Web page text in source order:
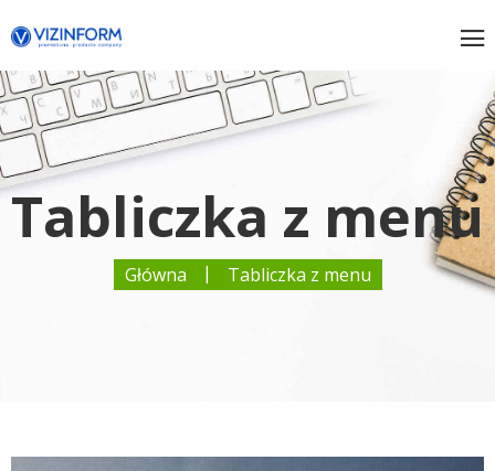
Tabliczka z menu
Główna | Tabliczka z menu